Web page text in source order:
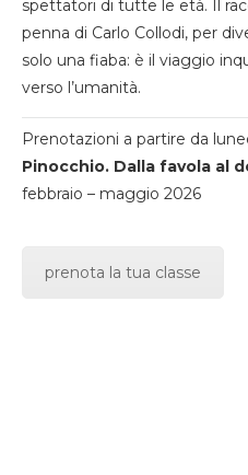
spettatori di tutte le età. Il
penna di Carlo Collodi, per
solo una fiaba: è il viaggio
verso l’umanità.
Prenotazioni a partire da
Pinocchio. Dalla favola al
febbraio – maggio 2026
prenota la tua classe